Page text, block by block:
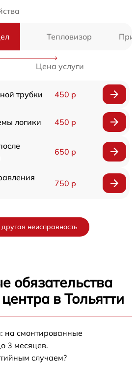
Тепловизор
Цена услуги
трубки 450 р
логики 450 р
650 р
750 р
неисправность
обязательства
в Тольятти
на смонтированные
3 месяцев.
случаем?